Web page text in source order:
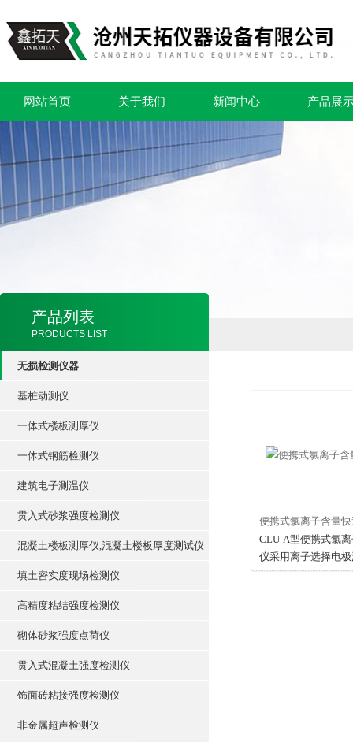
网站首页 关于我们 新闻中心 产品展
产品列表
PRODUCTS LIST
无损检测仪器
基桩动测仪
一体式楼板测厚仪
一体式钢筋检测仪
建筑电子测温仪
贯入式砂浆强度检测仪
混凝土楼板测厚仪,混凝土楼板厚度测试仪
填土密实度现场检测仪
高精度粘结强度检测仪
砌体砂浆强度点荷仪
贯入式混凝土强度检测仪
饰面砖粘接强度检测仪
非金属超声检测仪
便携式氯离子含量
CLU-A型便携式氯
仪采用离子选择电
e electrode,ISE）